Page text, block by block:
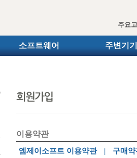
주요
소프트웨어 주변기기
이용약관
엠제이소프트 이용약관 | 구매